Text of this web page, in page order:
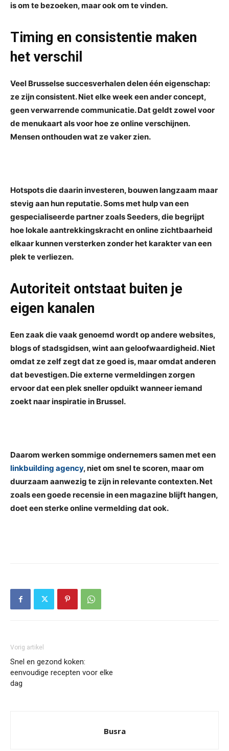
is om te bezoeken, maar ook om te vinden.
Timing en consistentie maken
het verschil
Veel Brusselse succesverhalen delen één eigenschap:
ze zijn consistent. Niet elke week een ander concept,
geen verwarrende communicatie. Dat geldt zowel voor
de menukaart als voor hoe ze online verschijnen.
Mensen onthouden wat ze vaker zien.
Hotspots die daarin investeren, bouwen langzaam maar
stevig aan hun reputatie. Soms met hulp van een
gespecialiseerde partner zoals Seeders, die begrijpt
hoe lokale aantrekkingskracht en online zichtbaarheid
elkaar kunnen versterken zonder het karakter van een
plek te verliezen.
Autoriteit ontstaat buiten je
eigen kanalen
Een zaak die vaak genoemd wordt op andere websites,
blogs of stadsgidsen, wint aan geloofwaardigheid. Niet
omdat ze zelf zegt dat ze goed is, maar omdat anderen
dat bevestigen. Die externe vermeldingen zorgen
ervoor dat een plek sneller opduikt wanneer iemand
zoekt naar inspiratie in Brussel.
Daarom werken sommige ondernemers samen met een
linkbuilding agency, niet om snel te scoren, maar om
duurzaam aanwezig te zijn in relevante contexten. Net
zoals een goede recensie in een magazine blijft hangen,
doet een sterke online vermelding dat ook.
Vorig artikel
Snel en gezond koken:
eenvoudige recepten voor elke
dag
Busra